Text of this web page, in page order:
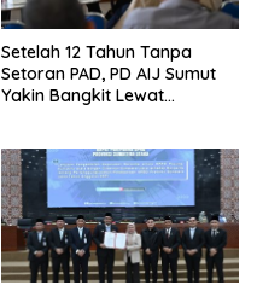
Setelah 12 Tahun Tanpa
Setoran PAD, PD AIJ Sumut
Yakin Bangkit Lewat